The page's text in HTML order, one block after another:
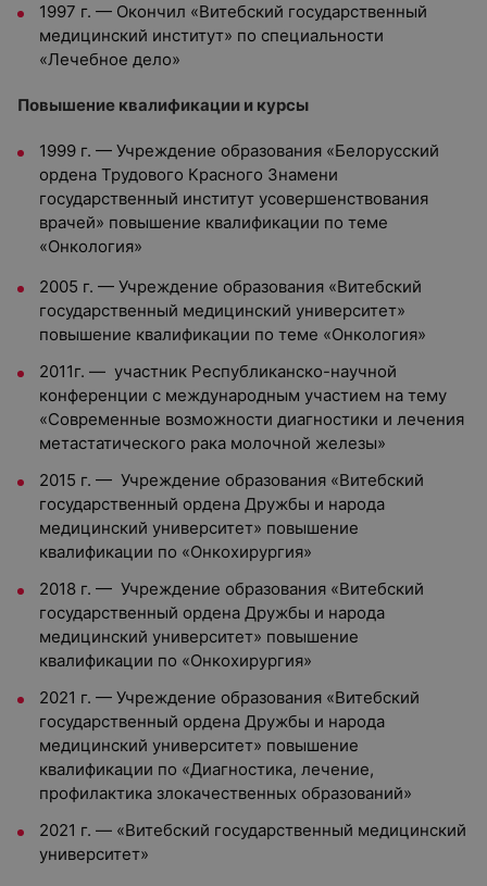
1997 г. — Окончил «Витебский государственный
медицинский институт» по специальности
«Лечебное дело»
Повышение квалификации и курсы
1999 г. — Учреждение образования «Белорусский
ордена Трудового Красного Знамени
государственный институт усовершенствования
врачей» повышение квалификации по теме
«Онкология»
2005 г. — Учреждение образования «Витебский
государственный медицинский университет»
повышение квалификации по теме «Онкология»
2011г. — участник Республиканско-научной
конференции с международным участием на тему
«Современные возможности диагностики и лечения
метастатического рака молочной железы»
2015 г. — Учреждение образования «Витебский
государственный ордена Дружбы и народа
медицинский университет» повышение
квалификации по «Онкохирургия»
2018 г. — Учреждение образования «Витебский
государственный ордена Дружбы и народа
медицинский университет» повышение
квалификации по «Онкохирургия»
2021 г. — Учреждение образования «Витебский
государственный ордена Дружбы и народа
медицинский университет» повышение
квалификации по «Диагностика, лечение,
профилактика злокачественных образований»
2021 г. — «Витебский государственный медицинский
университет»